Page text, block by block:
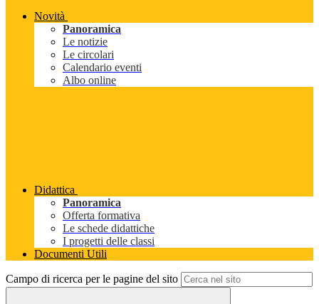
Novità
Panoramica
Le notizie
Le circolari
Calendario eventi
Albo online
Didattica
Panoramica
Offerta formativa
Le schede didattiche
I progetti delle classi
Documenti Utili
Campo di ricerca per le pagine del sito